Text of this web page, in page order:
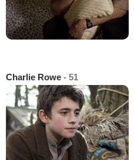
Charlie Rowe - 51